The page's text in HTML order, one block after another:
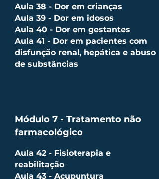
Aula 38 - Dor em crianças
Aula 39 - Dor em idosos
Aula 40 - Dor em gestantes
Aula 41 - Dor em pacientes com
disfunção renal, hepática e abuso
de substâncias
Módulo 7 - Tratamento não
farmacológico
Aula 42 - Fisioterapia e
reabilitação
Aula 43 - Acupuntura